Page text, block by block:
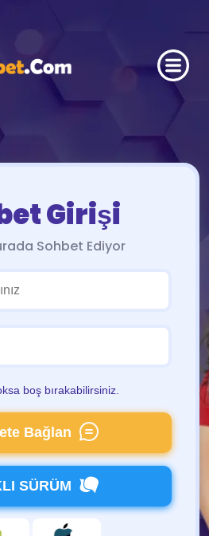
Girişi
Sohbet Ediyor
boş bırakabilirsiniz.
Bağlan
SÜRÜM